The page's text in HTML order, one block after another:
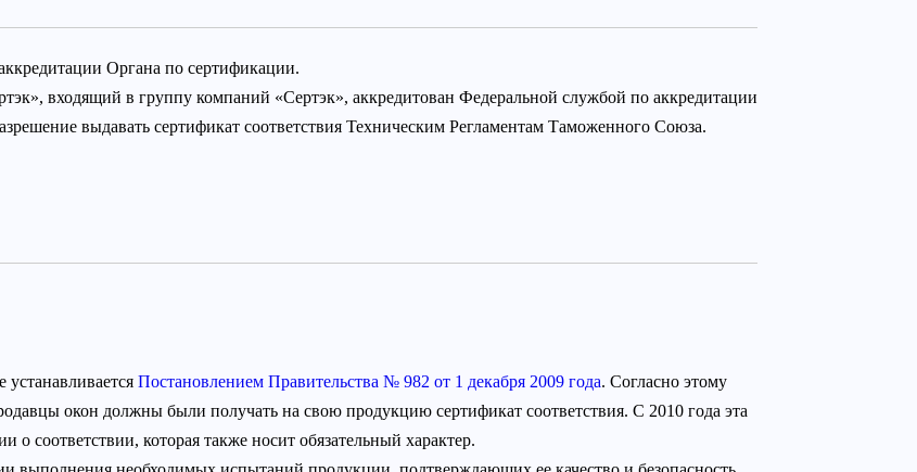
Органа по сертификации.
входящий в группу компаний «Сертэк», аккредитован Федеральной службой по аккредитации
выдавать сертификат соответствия Техническим Регламентам Таможенного Союза.
Постановлением Правительства № 982 от 1 декабря 2009 года. Согласно этому
окон должны были получать на свою продукцию сертификат соответствия. С 2010 года эта
соответствии, которая также носит обязательный характер.